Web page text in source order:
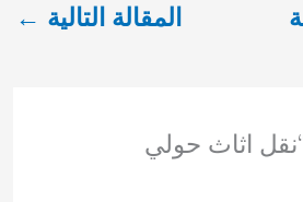
المقالة التالية ←
اثاث حولي